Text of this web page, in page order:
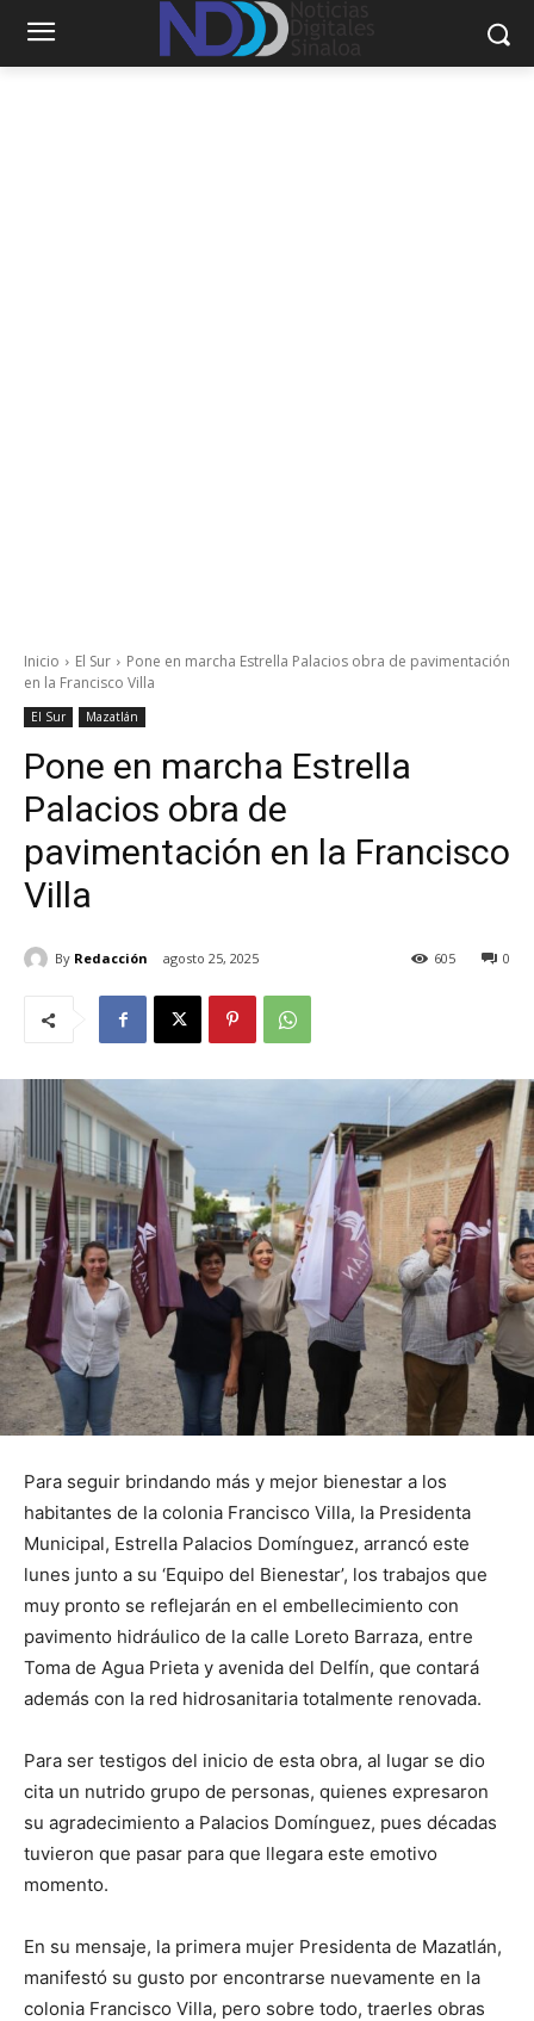
Inicio El Sur
Pone en marcha Estrella Palacios obra de pavimentación
en la Francisco Villa
El Sur Mazatlán
Pone en marcha Estrella
Palacios obra de
pavimentación en la Francisco
Villa
By Redacción agosto 25, 2025 0
605
Para seguir brindando más y mejor bienestar a los
habitantes de la colonia Francisco Villa, la Presidenta
Municipal, Estrella Palacios Domínguez, arrancó este
lunes junto a su ‘Equipo del Bienestar’, los trabajos que
muy pronto se reflejarán en el embellecimiento con
pavimento hidráulico de la calle Loreto Barraza, entre
Toma de Agua Prieta y avenida del Delfín, que contará
además con la red hidrosanitaria totalmente renovada.
Para ser testigos del inicio de esta obra, al lugar se dio
cita un nutrido grupo de personas, quienes expresaron
su agradecimiento a Palacios Domínguez, pues décadas
tuvieron que pasar para que llegara este emotivo
momento.
En su mensaje, la primera mujer Presidenta de Mazatlán,
manifestó su gusto por encontrarse nuevamente en la
colonia Francisco Villa, pero sobre todo, traerles obras